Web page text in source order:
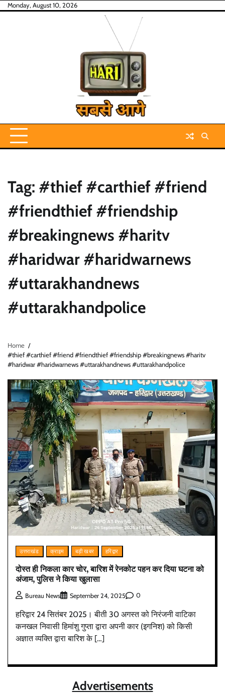
SkipMonday, August 10, 2026
Tag: #thief #carthief #friend
#friendthief #friendship
#breakingnews #haritv
#haridwar #haridwarnews
#uttarakhandnews
#uttarakhandpolice
Home
#thief #carthief #friend #friendthief #friendship #breakingnews #haritv
#haridwar #haridwarnews #uttarakhandnews #uttarakhandpolice
उत्तराखंड क्राइम बड़ी खबर हरिद्वार
दोस्त ही निकला कार चोर, बारिश में रेनकोट पहन कर दिया घटना को
अंजाम, पुलिस ने किया खुलासा
Bureau News September 24, 2025 0
हरिद्वार 24 सितंबर 2025। बीती 30 अगस्त को निरंजनी वाटिका
कनखल निवासी हिमांशु गुप्ता द्वारा अपनी कार (इगनिश) को किसी
अज्ञात व्यक्ति द्वारा बारिश के […]
Advertisements